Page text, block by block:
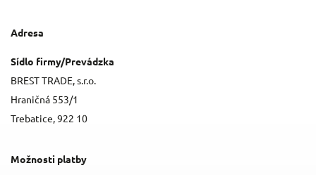
Adresa
Sídlo firmy/Prevádzka
BREST TRADE, s.r.o.
Hraničná 553/1
Trebatice, 922 10
Možnosti platby